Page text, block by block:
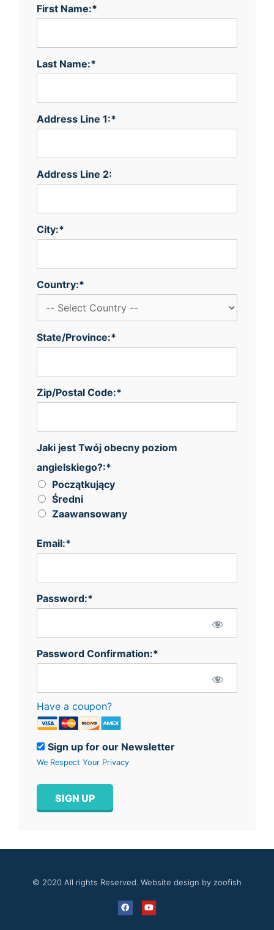
First Name:*
Last Name:*
Address Line 1:*
Address Line 2:
City:*
Country:*
State/Province:*
Zip/Postal Code:*
Jaki jest Twój obecny poziom angielskiego?
Jaki jest Twój obecny poziom
angielskiego?:*
Początkujący
Średni
Zaawansowany
Email:*
Password:*
Password Confirmation:*
Have a coupon?
Sign up for our Newsletter
We Respect Your Privacy
No val
© 2020 All rights Reserved. Website design by zoofish
F
a
Y
o